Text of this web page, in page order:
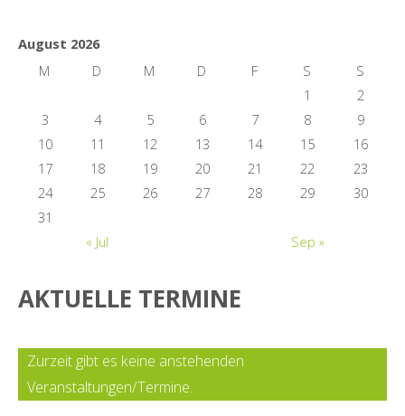
August 2026
M
D M D F S
S
1
2
3
4 5 6 7 8
9
10
11 12 13 14 15
16
17
18 19 20 21 22
23
24
25 26 27 28 29
30
31
« Jul
Sep »
AKTUELLE TERMINE
Zurzeit gibt es keine anstehenden
Veranstaltungen/Termine.